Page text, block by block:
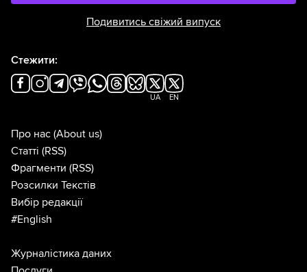
Подивитись свіжий випуск
Стежити:
UA EN
Про нас (About us)
Статті (RSS)
Фрагменти (RSS)
Розсилки Текстів
Вибір редакції
#English
Журналістика даних